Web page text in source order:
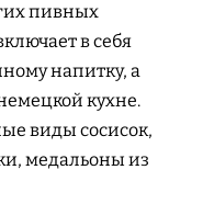
пивных
в себя
напитку, а
кухне.
виды сосисок,
медальоны из